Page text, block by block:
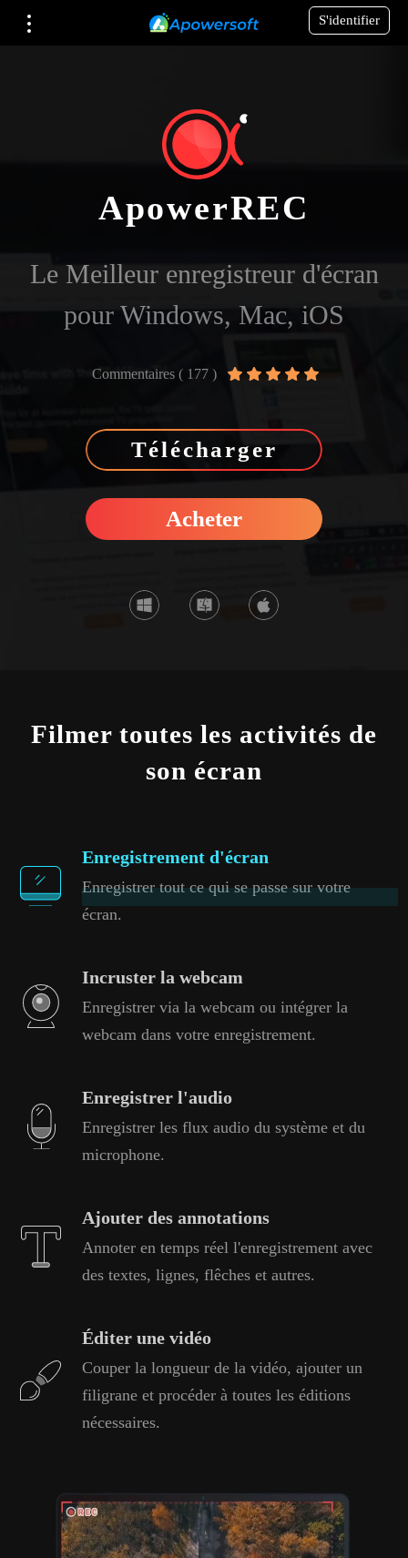
S'identifier
ApowerREC
Le Meilleur enregistreur d'écran
pour Windows, Mac, iOS
Commentaires ( 177 )
Télécharger
Acheter
Filmer toutes les activités de
son écran
Enregistrement d'écran
Enregistrer tout ce qui se passe sur votre
écran.
Incruster la webcam
Enregistrer via la webcam ou intégrer la
webcam dans votre enregistrement.
Enregistrer l'audio
Enregistrer les flux audio du système et du
microphone.
Ajouter des annotations
Annoter en temps réel l'enregistrement avec
des textes, lignes, flêches et autres.
Éditer une vidéo
Couper la longueur de la vidéo, ajouter un
filigrane et procéder à toutes les éditions
nécessaires.